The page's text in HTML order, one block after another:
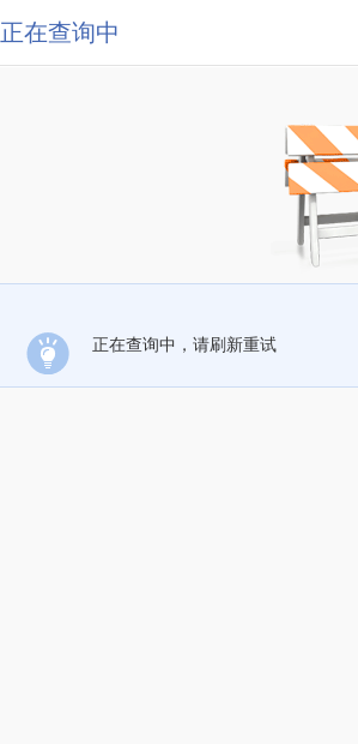
正在查询中
正在查询中，请刷新重试